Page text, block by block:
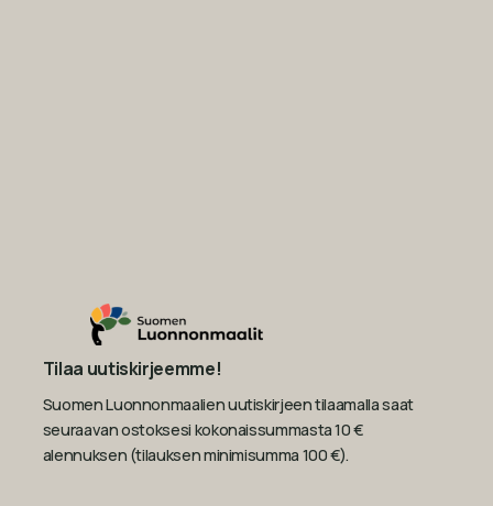
Tilaa uutiskirjeemme!
Suomen Luonnonmaalien uutiskirjeen tilaamalla saat
seuraavan ostoksesi kokonaissummasta 10 €
alennuksen (tilauksen minimisumma 100 €).